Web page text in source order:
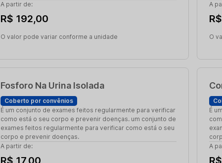
A partir de:
R$ 192,00
O valor pode variar conforme a unidade
A
O
Fosforo Na Urina Isolada
Coberto por convênios
É um conjunto de exames feitos regularmente para verificar
como está o seu corpo e prevenir doenças. um conjunto de
exames feitos regularmente para verificar como está o seu
corpo e prevenir doenças.
A partir de:
R$ 17,00
É
A